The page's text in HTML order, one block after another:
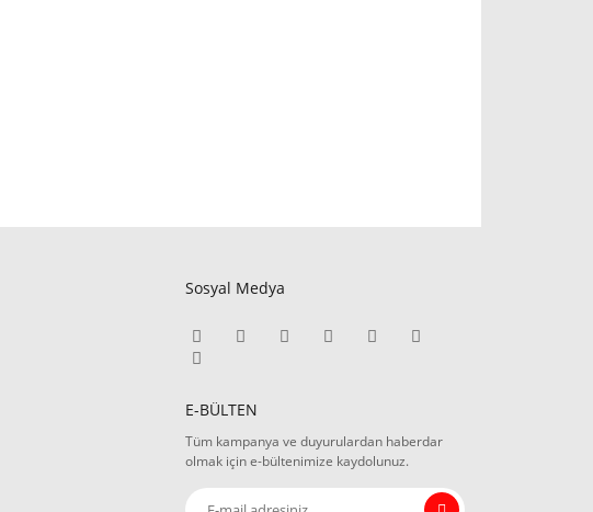
Sosyal Medya
E-BÜLTEN
Tüm kampanya ve duyurulardan haberdar
olmak için e-bültenimize kaydolunuz.